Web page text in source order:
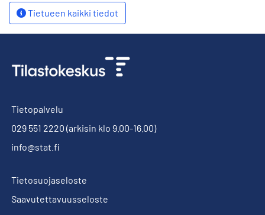
Tietueen kaikki tiedot
Tietopalvelu
029 551 2220 (arkisin klo 9.00-16.00)
info@stat.fi
Tietosuojaseloste
Saavutettavuusseloste